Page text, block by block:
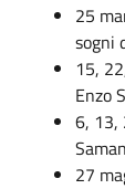
25
sogni
15,
Enzo
6, 13,
27